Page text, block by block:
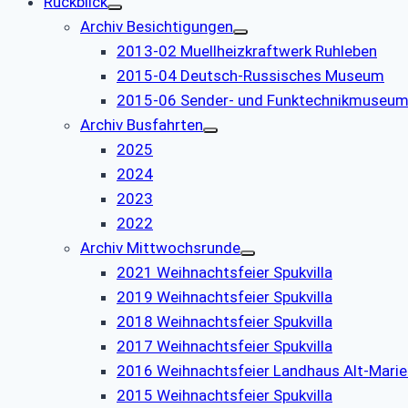
Archiv Besichtigungen
2013-02 Muellheizkraftwerk Ruhleben
2015-04 Deutsch-Russisches Museum
2015-06 Sender- und Funktechnikmuseum
Archiv Busfahrten
2025
2024
2023
2022
Archiv Mittwochsrunde
2021 Weihnachtsfeier Spukvilla
2019 Weihnachtsfeier Spukvilla
2018 Weihnachtsfeier Spukvilla
2017 Weihnachtsfeier Spukvilla
2016 Weihnachtsfeier Landhaus Alt-
2015 Weihnachtsfeier Spukvilla